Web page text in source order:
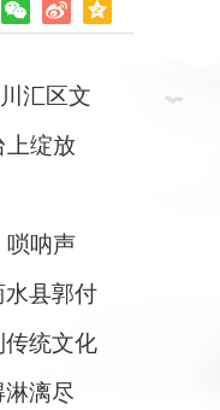
汇区文
上绽放
呐声
县郭付
统文化
漓尽